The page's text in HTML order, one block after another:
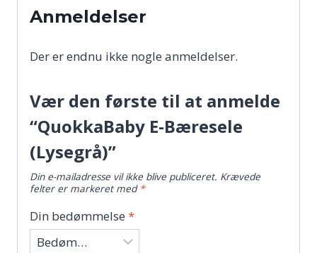
Anmeldelser
Der er endnu ikke nogle anmeldelser.
Vær den første til at anmelde
“QuokkaBaby E-Bæresele
(Lysegrå)”
Din e-mailadresse vil ikke blive publiceret. Krævede
felter er markeret med *
Din bedømmelse *